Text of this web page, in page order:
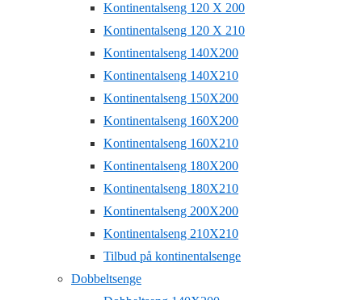
Kontinentalseng 120 X 200
Kontinentalseng 120 X 210
Kontinentalseng 140X200
Kontinentalseng 140X210
Kontinentalseng 150X200
Kontinentalseng 160X200
Kontinentalseng 160X210
Kontinentalseng 180X200
Kontinentalseng 180X210
Kontinentalseng 200X200
Kontinentalseng 210X210
Tilbud på kontinentalsenge
Dobbeltsenge